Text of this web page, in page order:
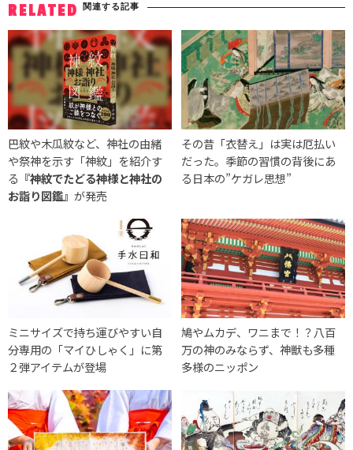
RELATED 関連する記事
巴紋や木瓜紋など、神社の由緒
や祭神を示す「神紋」を紹介す
る 『神紋でたどる神様と神社の
お詣り図鑑』 が発売
その昔「衣替え」は実は厄払い
だった。季節の習慣の背後にあ
る日本の”ケガレ思想”
ミニサイズで持ち運びやすい自
分専用の「マイひしゃく」に第
２弾アイテムが登場
鳩やムカデ、ワニまで！？八百
万の神のみならず、神獣も多種
多様のニッポン